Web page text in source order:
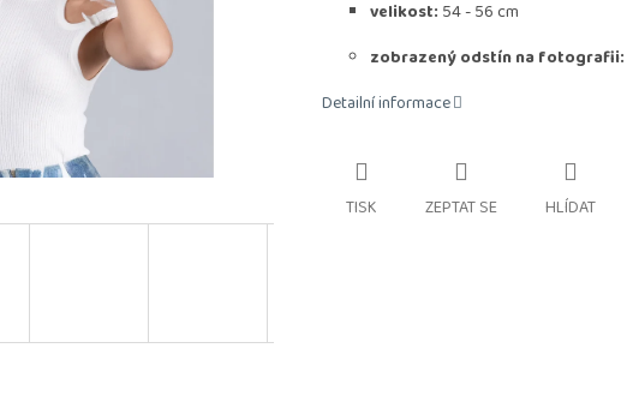
velikost: 54 - 56 cm
zobrazený odstín na fotografii:
Detailní informace
TISK ZEPTAT SE HLÍDAT